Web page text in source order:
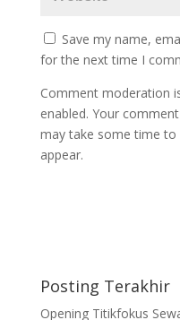
Save my name,
for the next time I
Comment moderation
enabled. Your comment
may take some time to
appear.
Posting Terakhir
Opening Titikfokus